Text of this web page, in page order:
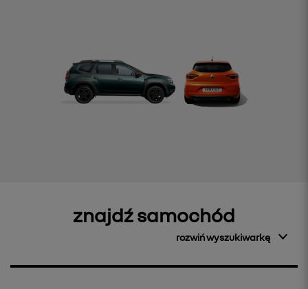
znajdź samochód
rozwiń wyszukiwarkę